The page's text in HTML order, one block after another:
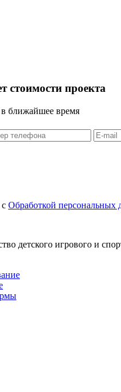
стоимости проекта
ближайшее время
Обработкой персональных
детского игрового и